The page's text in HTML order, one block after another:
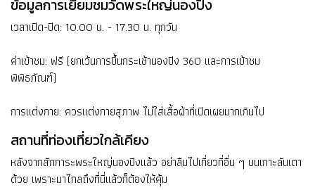
ข้อมูลการเยี่ยมชมวัดพระใหญ่นองปิง
เวลาเปิด-ปิด: 10.00 น. - 17.30 น. ทุกวัน
ค่าเข้าชม: ฟรี (ยกเว้นการขึ้นกระเช้านองปิง 360 และการเข้าชม
พิพิธภัณฑ์)
การแต่งกาย: ควรแต่งกายสุภาพ ไม่ใส่เสื้อผ้าที่เปิดเผยมากเกินไป
สถานที่ท่องเที่ยวใกล้เคียง
หลังจากสักการะพระใหญ่นองปิงแล้ว อย่าลืมไปเที่ยวที่อื่น ๆ บนเกาะลันเตา
ด้วย เพราะมาไกลถึงที่นี่แล้วก็ต้องให้คุ้ม